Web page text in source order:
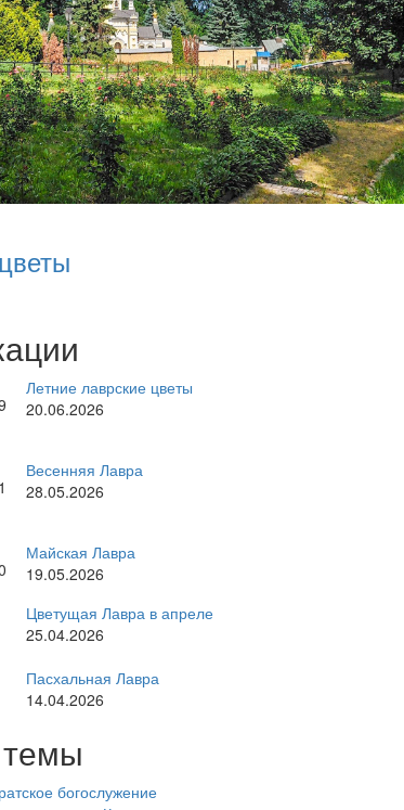
Летние лаврские цветы
20.06.2026
Весенняя Лавра
28.05.2026
Майская Лавра
19.05.2026
Цветущая Лавра в апреле
25.04.2026
Пасхальная Лавра
14.04.2026
богослужение